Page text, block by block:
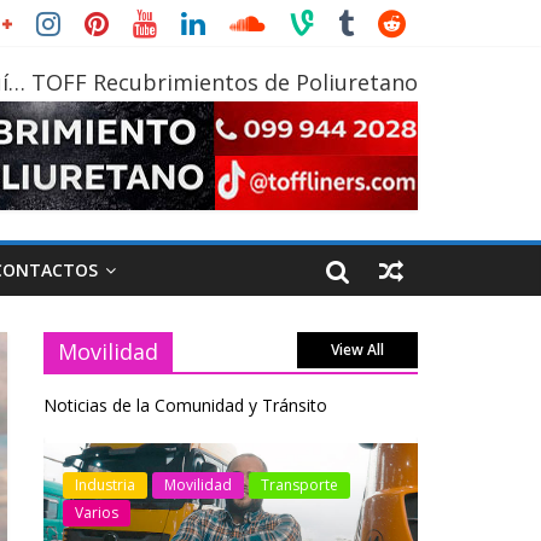
TOFF Recubrimientos de Poliuretano
Movilidad View All
Noticias de la Comunidad y Tránsito
Industria Movilidad
Transporte
Varios